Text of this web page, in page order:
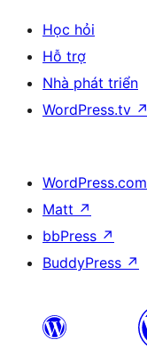
Học hỏi
Hỗ trợ
Nhà phát triển
WordPress.tv ↗
WordPress.com
Matt ↗
bbPress ↗
BuddyPress ↗